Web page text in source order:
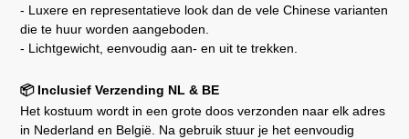
- Luxere en representatieve look dan de vele Chinese varianten
die te huur worden aangeboden.
- Lichtgewicht, eenvoudig aan- en uit te trekken.
📦Inclusief Verzending NL & BE
Het kostuum wordt in een grote doos verzonden naar elk adres
in Nederland en België. Na gebruik stuur je het eenvoudig